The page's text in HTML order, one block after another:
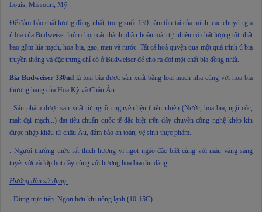
Louis, Missouri, Mỹ.
Để đảm bảo chất lượng đồng nhất, trong suốt 139 năm tồn tại của mình, các chuyên gia
ủ bia của Budweiser luôn chọn các thành phần hoàn toàn tự nhiên có chất lượng tốt nhất
bao gồm lúa mạch, hoa bia, gạo, men và nước. Tất cả hoà quyện qua một quá trình ủ bia
truyền thống và đặc trưng chỉ có ở Budweiser để cho ra đời một chất bia đồng nhất.
Bia Budweiser 330ml là loại bia được sản xuất bằng loại mạch nha cùng với hoa bia
thượng hạng của Hoa Kỳ và Châu Âu.
. Sản phẩm được sản xuất từ nguồn nguyên liệu thiên nhiên (Nước, hoa bia, ngũ cốc,
malt đại mạch,..) đạt tiêu chuẩn quốc tế đặc biệt trên dây chuyền công nghệ khép kín
được nhập khẩu từ châu Âu, đảm bảo an toàn, vệ sinh thực phẩm.
. Người thưởng thức rất thích hương vị ngọt ngào đặc biệt cùng với màu vàng sáng
tuyệt vời và lớp bọt dày cùng với hương hoa bia dịu dàng.
Hướng dẫn sử dụng.
- Dùng trực tiếp. Ngon hơn khi uống lạnh (10-15̊C).